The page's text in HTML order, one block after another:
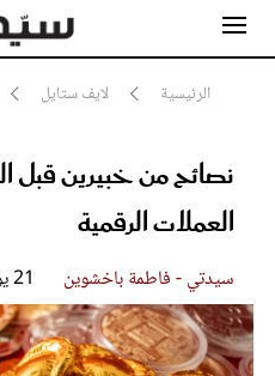
الرئيسية لايف ستايل
نصائح من خبيرين قبل
العملات الرقمية
سيدتي - فاطمة باخشوين 21 يوليو 2023
مشاهير
جمال
سيدتي وطفلك
لايف ستايل
بلس+